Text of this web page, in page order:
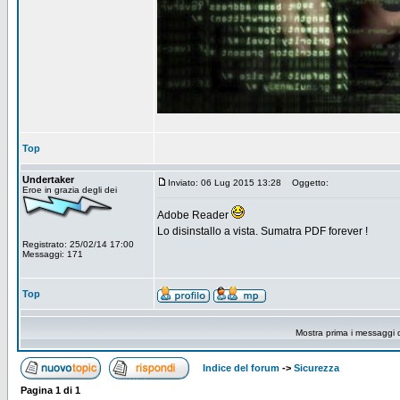
Top
Undertaker
Eroe in grazia degli dei
Registrato: 25/02/14 17:00
Messaggi: 171
Inviato: 06 Lug 2015 13:28 Oggetto:
Adobe Reader
Lo disinstallo a vista. Sumatra PDF forever !
Top
Mostra prima i messaggi
Indice del forum -> Sicurezza
Pagina 1 di 1